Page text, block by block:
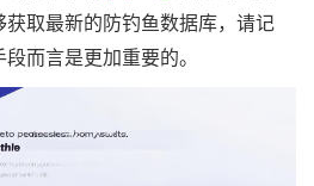
取最新的防钓鱼数据库，请记
而言是更加重要的。